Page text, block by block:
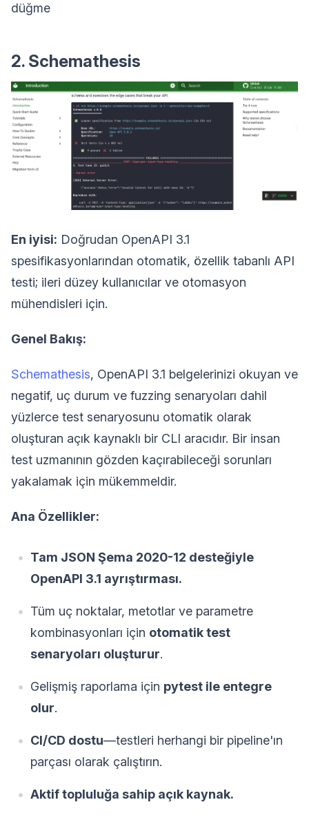
düğme
2. Schemathesis
En iyisi: Doğrudan OpenAPI 3.1
spesifikasyonlarından otomatik, özellik tabanlı API
testi; ileri düzey kullanıcılar ve otomasyon
mühendisleri için.
Genel Bakış:
Schemathesis, OpenAPI 3.1 belgelerinizi okuyan ve
negatif, uç durum ve fuzzing senaryoları dahil
yüzlerce test senaryosunu otomatik olarak
oluşturan açık kaynaklı bir CLI aracıdır. Bir insan
test uzmanının gözden kaçırabileceği sorunları
yakalamak için mükemmeldir.
Ana Özellikler:
Tam JSON Şema 2020-12 desteğiyle
OpenAPI 3.1 ayrıştırması.
Tüm uç noktalar, metotlar ve parametre
kombinasyonları için otomatik test
senaryoları oluşturur.
Gelişmiş raporlama için pytest ile entegre
olur.
CI/CD dostu—testleri herhangi bir pipeline'ın
parçası olarak çalıştırın.
Aktif topluluğa sahip açık kaynak.